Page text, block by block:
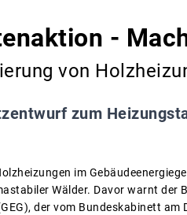
-
von
zum
im
Wälder. Davor warnt der
der vom Bundeskabinett